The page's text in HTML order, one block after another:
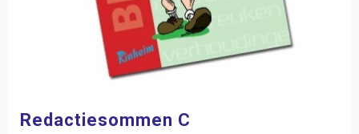
Redactiesommen C